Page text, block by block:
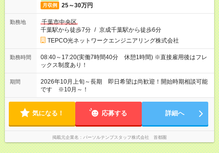
月収例 25～30万円
勤務地
千葉市中央区
千葉駅から徒歩7分 / 京成千葉駅から徒歩6分
TEPCO光ネットワークエンジニアリング株式会社
勤務時間
08:40～17:20(実働7時間40分 休憩1時間) ※直接雇用後はフレ
ックス制度あり！
期間
2026年10月上旬～長期 即日希望は尚歓迎！開始時期相談可能
です ※10月～！
気になる！ 応募する 詳細へ
掲載元企業名 パーソルテンプスタッフ株式会社 首都圏